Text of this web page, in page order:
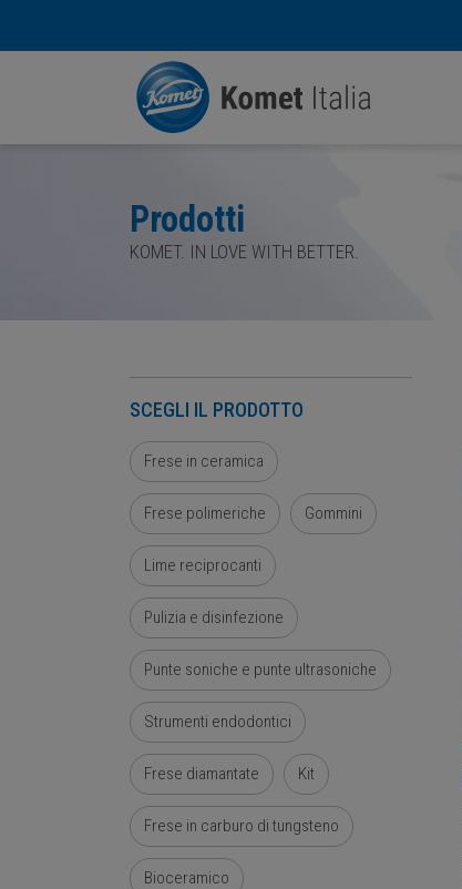
Prodotti
KOMET. IN LOVE WITH BETTER.
SCEGLI IL PRODOTTO
Frese in ceramica
Frese polimeriche Gommini
Lime reciprocanti
Pulizia e disinfezione
Punte soniche e punte ultrasoniche
Strumenti endodontici
Frese diamantate Kit
Frese in carburo di tungsteno
Bioceramico